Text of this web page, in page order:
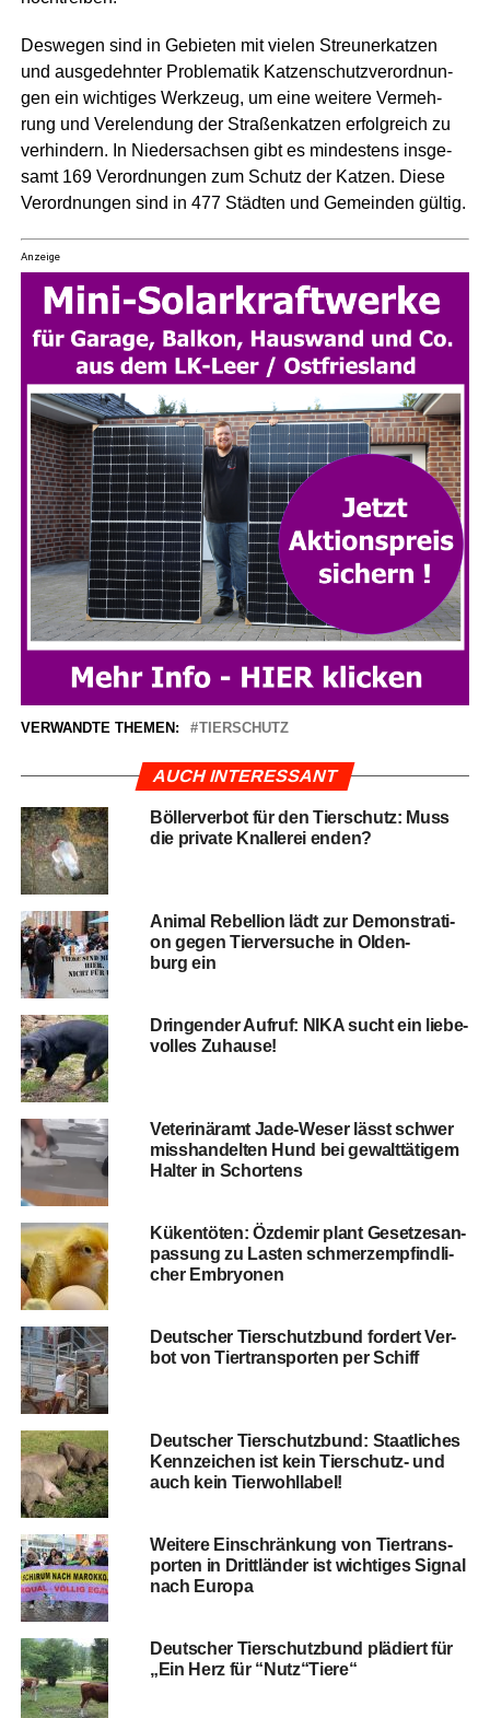
Des­we­gen sind in Gebie­ten mit vie­len Streu­ner­kat­zen
und aus­ge­dehn­ter Pro­ble­ma­tik Kat­zen­schutz­ver­ord­nun­
gen ein wich­ti­ges Werk­zeug, um eine wei­te­re Ver­meh­
rung und Ver­elen­dung der Stra­ßen­kat­zen erfolg­reich zu
ver­hin­dern. In Nie­der­sach­sen gibt es min­des­tens ins­ge­
samt 169 Ver­ord­nun­gen zum Schutz der Kat­zen. Die­se
Ver­ord­nun­gen sind in 477 Städ­ten und Gemein­den gültig.
Anzeige
VERWANDTE THEMEN: TIERSCHUTZ
AUCH INTERESSANT
Böl­ler­ver­bot für den Tier­schutz: Muss
die pri­va­te Knal­le­rei enden?
Ani­mal Rebel­li­on lädt zur Demons­tra­ti­
on gegen Tier­ver­su­che in Olden­
burg ein
Drin­gen­der Auf­ruf: NIKA sucht ein lie­be­
vol­les Zuhause!
Vete­ri­när­amt Jade-Weser lässt schwer
miss­han­del­ten Hund bei gewalt­tä­ti­gem
Hal­ter in Schortens
Küken­tö­ten: Özd­emir plant Geset­zes­an­
pas­sung zu Las­ten schmerz­emp­find­li­
cher Embryonen
Deut­scher Tier­schutz­bund for­dert Ver­
bot von Tier­trans­por­ten per Schiff
Deut­scher Tier­schutz­bund: Staat­li­ches
Kenn­zei­chen ist kein Tier­schutz- und
auch kein Tierwohllabel!
Wei­te­re Ein­schrän­kung von Tier­trans­
por­ten in Dritt­län­der ist wich­ti­ges Signal
nach Europa
Deut­scher Tier­schutz­bund plä­diert für
„Ein Herz für “Nutz“Tiere“